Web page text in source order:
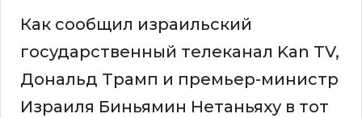
Как сообщил израильский
государственный телеканал Kan TV,
Дональд Трамп и премьер-министр
Израиля Биньямин Нетаньяху в тот